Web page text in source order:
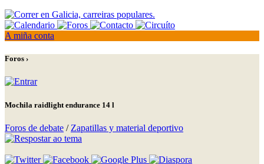
A miña conta
Foros ›
Mochila raidlight endurance 14 l
Foros de debate / Zapatillas y material deportivo